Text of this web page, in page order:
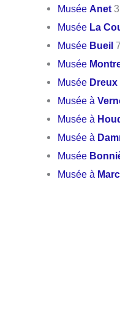
MuséeAnet
Musée La
Musée Bueil
Musée
Musée Dreux
Musée à
Musée à
Musée à
Musée
Musée à